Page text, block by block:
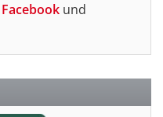
Facebook und